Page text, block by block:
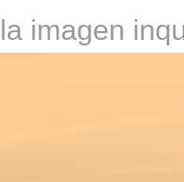
imagen